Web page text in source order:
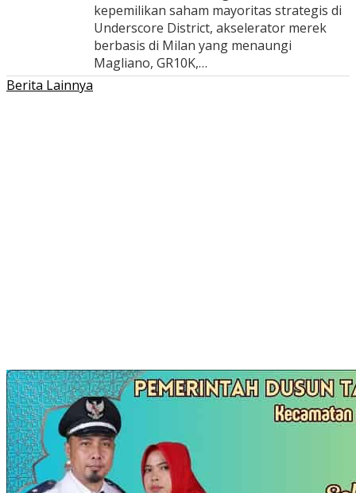
kepemilikan saham mayoritas strategis di
Underscore District, akselerator merek
berbasis di Milan yang menaungi
Magliano, GR10K,…
Berita Lainnya